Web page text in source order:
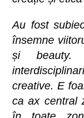
Au fost
însemne
și beauty.
creative. E
ca ax central